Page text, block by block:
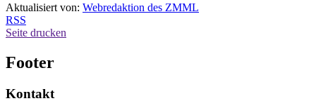
Aktualisiert von: Webredaktion des ZMML
RSS
Seite drucken
Footer
Kontakt